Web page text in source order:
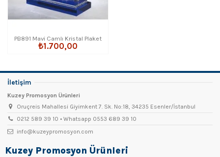
PB891 Mavi Camlı Kristal Plaket
₺1.700,00
İletişim
Kuzey Promosyon Ürünleri
Oruçreis Mahallesi Giyimkent 7. Sk. No:18, 34235 Esenler/İstanbul
0212 589 39 10 • Whatsapp 0553 689 39 10
info@kuzeypromosyon.com
Kuzey Promosyon Ürünleri